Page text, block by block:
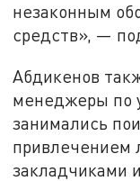
незаконным
средств», —
Абдикенов
менеджеры по
занимались
привлечением
закладчиками